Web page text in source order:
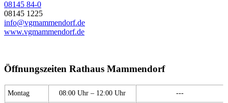
08145 84-0
08145 1225
info@vgmammendorf.de
www.vgmammendorf.de
Öffnungszeiten Rathaus Mammendorf
Montag 08:00 Uhr – 12:00 Uhr ---